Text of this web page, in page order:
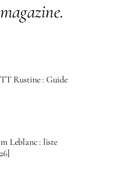
magazine.
Rustine : Guide
Leblanc : liste